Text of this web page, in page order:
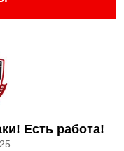
Есть работа!